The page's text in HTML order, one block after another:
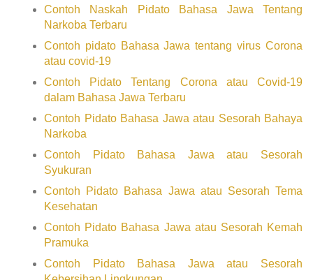
Contoh Naskah Pidato Bahasa Jawa Tentang
Narkoba Terbaru
Contoh pidato Bahasa Jawa tentang virus Corona
atau covid-19
Contoh Pidato Tentang Corona atau Covid-19
dalam Bahasa Jawa Terbaru
Contoh Pidato Bahasa Jawa atau Sesorah Bahaya
Narkoba
Contoh Pidato Bahasa Jawa atau Sesorah
Syukuran
Contoh Pidato Bahasa Jawa atau Sesorah Tema
Kesehatan
Contoh Pidato Bahasa Jawa atau Sesorah Kemah
Pramuka
Contoh Pidato Bahasa Jawa atau Sesorah